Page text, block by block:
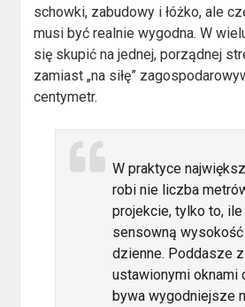
schowki, zabudowy i łóżko, ale
musi być realnie wygodna. W
się skupić na jednej, porządnej
zamiast „na siłę”
centymetr.
W praktyce
robi nie liczba
projekcie, tylko to,
sensowną wysokość
dzienne. Poddasze
ustawionymi oknami
bywa wygodniejsze